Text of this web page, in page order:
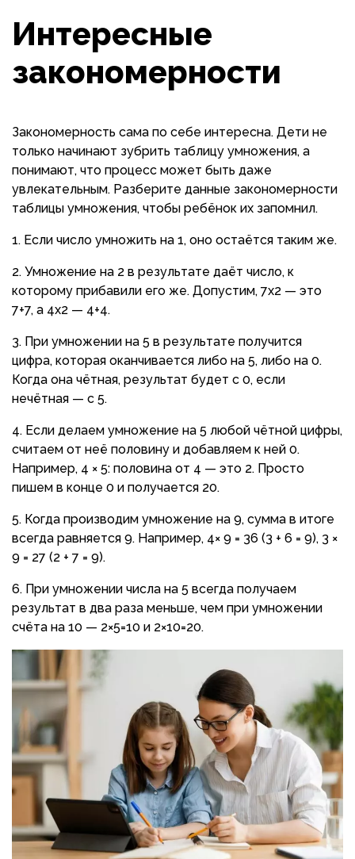
Интересные
закономерности
Закономерность сама по себе интересна. Дети не
только начинают зубрить таблицу умножения, а
понимают, что процесс может быть даже
увлекательным. Разберите данные закономерности
таблицы умножения, чтобы ребёнок их запомнил.
Если число умножить на 1, оно остаётся таким же.
Умножение на 2 в результате даёт число, к
которому прибавили его же. Допустим, 7х2 — это
7+7, а 4х2 — 4+4.
При умножении на 5 в результате получится
цифра, которая оканчивается либо на 5, либо на 0.
Когда она чётная, результат будет с 0, если
нечётная — с 5.
Если делаем умножение на 5 любой чётной цифры,
считаем от неё половину и добавляем к ней 0.
Например, 4 × 5: половина от 4 — это 2. Просто
пишем в конце 0 и получается 20.
Когда производим умножение на 9, сумма в итоге
всегда равняется 9. Например, 4× 9 = 36 (3 + 6 = 9), 3 ×
9 = 27 (2 + 7 = 9).
При умножении числа на 5 всегда получаем
результат в два раза меньше, чем при умножении
счёта на 10 — 2×5=10 и 2×10=20.